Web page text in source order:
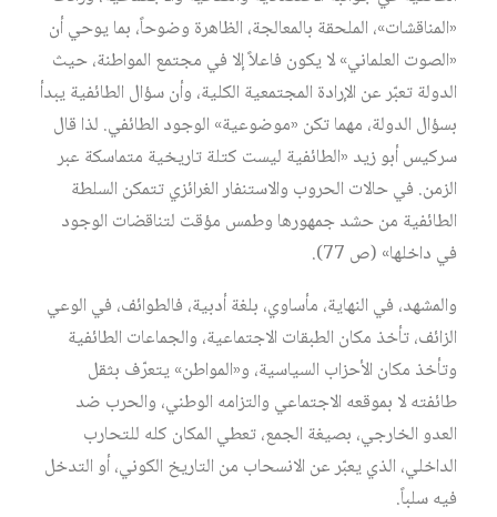
«المناقشات»، الملحقة بالمعالجة، الظاهرة وضوحاً، بما يوحي أن
«الصوت العلماني» لا يكون فاعلاً إلا في مجتمع المواطنة، حيث
الدولة تعبّر عن الإرادة المجتمعية الكلية، وأن سؤال الطائفية يبدأ
بسؤال الدولة، مهما تكن «موضوعية» الوجود الطائفي. لذا قال
سركيس أبو زيد «الطائفية ليست كتلة تاريخية متماسكة عبر
الزمن. في حالات الحروب والاستنفار الغرائزي تتمكن السلطة
الطائفية من حشد جمهورها وطمس مؤقت لتناقضات الوجود
في داخلها» (ص 77).
والمشهد، في النهاية، مأساوي، بلغة أدبية، فالطوائف، في الوعي
الزائف، تأخذ مكان الطبقات الاجتماعية، والجماعات الطائفية
وتأخذ مكان الأحزاب السياسية، و«المواطن» يتعرّف بثقل
طائفته لا بموقعه الاجتماعي والتزامه الوطني، والحرب ضد
العدو الخارجي، بصيغة الجمع، تعطي المكان كله للتحارب
الداخلي، الذي يعبّر عن الانسحاب من التاريخ الكوني، أو التدخل
فيه سلباً.